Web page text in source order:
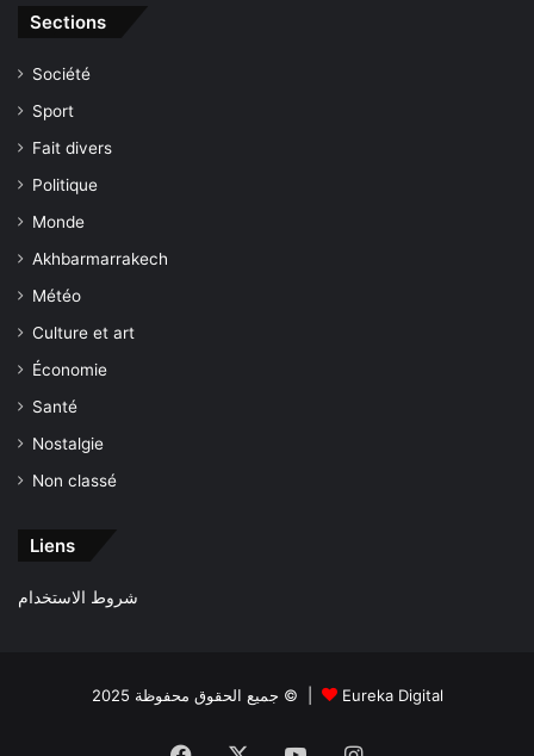
Sections
Société
Sport
Fait divers
Politique
Monde
Akhbarmarrakech
Météo
Culture et art
Économie
Santé
Nostalgie
Non classé
Liens
شروط الاستخدام
جميع الحقوق محفوظة 2025 © | Eureka Digital